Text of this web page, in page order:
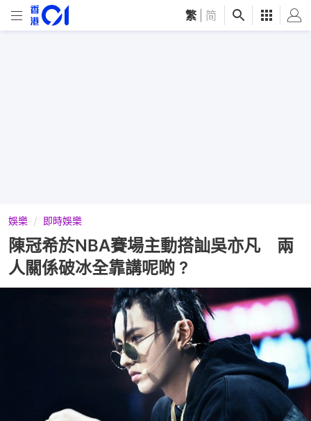
繁 简
娛樂 即時娛樂
陳冠希於NBA賽場主動搭訕吳亦凡 兩
人關係破冰全靠講呢啲 ?